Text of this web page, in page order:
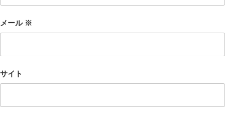
メール ※
サイト